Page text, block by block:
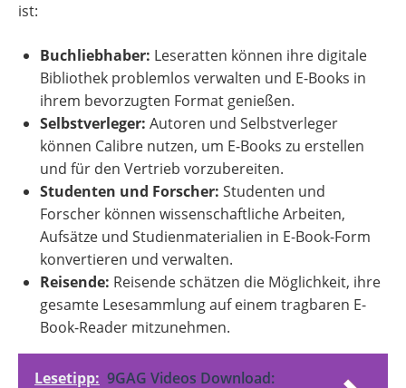
ist:
Buchliebhaber: Leseratten können ihre digitale
Bibliothek problemlos verwalten und E-Books in
ihrem bevorzugten Format genießen.
Selbstverleger: Autoren und Selbstverleger
können Calibre nutzen, um E-Books zu erstellen
und für den Vertrieb vorzubereiten.
Studenten und Forscher: Studenten und
Forscher können wissenschaftliche Arbeiten,
Aufsätze und Studienmaterialien in E-Book-Form
konvertieren und verwalten.
Reisende: Reisende schätzen die Möglichkeit, ihre
gesamte Lesesammlung auf einem tragbaren E-
Book-Reader mitzunehmen.
Lesetipp: 9GAG Videos Download: